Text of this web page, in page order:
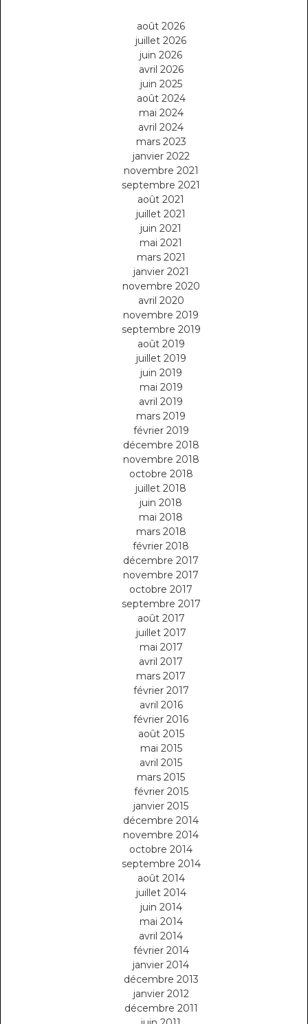
août 2026
juillet 2026
juin 2026
avril 2026
juin 2025
août 2024
mai 2024
avril 2024
mars 2023
janvier 2022
novembre 2021
septembre 2021
août 2021
juillet 2021
juin 2021
mai 2021
mars 2021
janvier 2021
novembre 2020
avril 2020
novembre 2019
septembre 2019
août 2019
juillet 2019
juin 2019
mai 2019
avril 2019
mars 2019
février 2019
décembre 2018
novembre 2018
octobre 2018
juillet 2018
juin 2018
mai 2018
mars 2018
février 2018
décembre 2017
novembre 2017
octobre 2017
septembre 2017
août 2017
juillet 2017
mai 2017
avril 2017
mars 2017
février 2017
avril 2016
février 2016
août 2015
mai 2015
avril 2015
mars 2015
février 2015
janvier 2015
décembre 2014
novembre 2014
octobre 2014
septembre 2014
août 2014
juillet 2014
juin 2014
mai 2014
avril 2014
février 2014
janvier 2014
décembre 2013
janvier 2012
décembre 2011